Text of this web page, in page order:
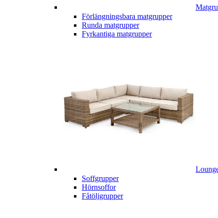
Förlängningsbara matgrupper
Runda matgrupper
Fyrkantiga matgrupper
Soffgrupper
Hörnsoffor
Fåtöljgrupper